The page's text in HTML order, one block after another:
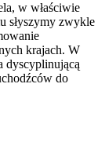
w właściwie
słyszymy zwykle
krajach. W
dyscyplinującą
do